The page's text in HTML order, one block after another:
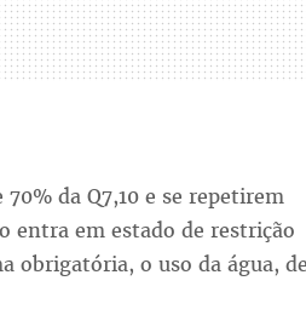
da Q7,10 e se repetirem
entra em estado de restrição
obrigatória, o uso da água, de